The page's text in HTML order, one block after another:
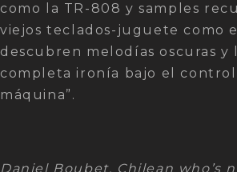
como la TR-808 y samples
viejos teclados-juguete como
descubren melodías oscuras y
completa ironía bajo el control
máquina”.
Daniel Boubet, Chilean who’s